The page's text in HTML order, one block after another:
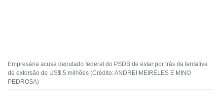
Empresária acusa deputado federal do PSDB de estar por trás da tentativa
de extorsão de US$ 5 milhões (Crédito: ANDREI MEIRELES E MINO
PEDROSA)